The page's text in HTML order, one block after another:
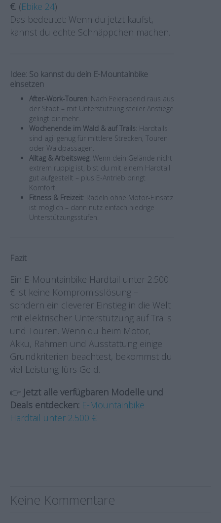
€. (Ebike 24)
Das bedeutet: Wenn du jetzt kaufst,
kannst du echte Schnäppchen machen.
Idee: So kannst du dein E-Mountainbike
einsetzen
After-Work-Touren: Nach Feierabend raus aus
der Stadt – mit Unterstützung steiler Anstiege
gelingt dir mehr.
Wochenende im Wald & auf Trails: Hardtails
sind agil genug für mittlere Strecken, Touren
oder Waldpassagen.
Alltag & Arbeitsweg: Wenn dein Gelände nicht
extrem ruppig ist, bist du mit einem Hardtail
gut aufgestellt – plus E-Antrieb bringt
Komfort.
Fitness & Freizeit: Radeln ohne Motor-Einsatz
ist möglich – dann nutz einfach niedrige
Unterstützungsstufen.
Fazit
Ein E-Mountainbike Hardtail unter 2.500
€ ist keine Kompromisslösung –
sondern ein cleverer Einstieg in die Welt
mit elektrischer Unterstützung auf Trails
und Touren. Wenn du beim Motor,
Akku, Rahmen und Ausstattung einige
Grundkriterien beachtest, bekommst du
viel Leistung fürs Geld.
👉 Jetzt alle verfügbaren Modelle und
Deals entdecken: E-Mountainbike
Hardtail unter 2.500 €
Keine Kommentare